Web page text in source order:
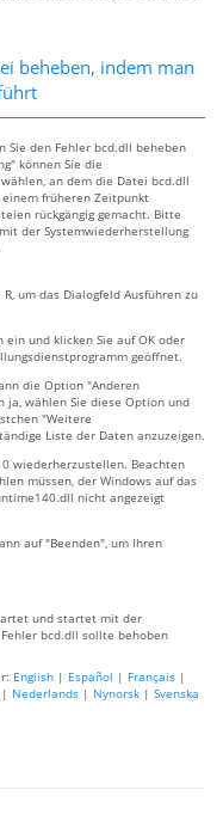
beheben, indem man
Sie den Fehler bcd.dll beheben
können Sie die
an dem die Datei bcd.dll
früheren Zeitpunkt
rückgängig gemacht. Bitte
der Systemwiederherstellung
um das Dialogfeld Ausführen zu
ein und klicken Sie auf OK oder
geöffnet.
die Option "Anderen
ja, wählen Sie diese Option und
"Weitere
Liste der Daten anzuzeigen.
wiederherzustellen. Beachten
müssen, der Windows auf das
nicht angezeigt
auf "Beenden", um Ihren
und startet mit der
bcd.dll sollte behoben
English | Español | Français |
| Nederlands | Nynorsk | Svenska